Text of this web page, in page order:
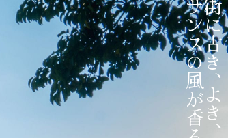
、
よき
、